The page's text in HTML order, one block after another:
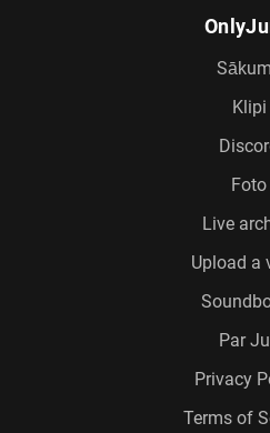
Klipi
Foto
Live
Upload a
Par
Privacy
Terms of